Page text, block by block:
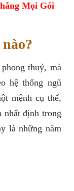
Mọi Gói
thuỷ, mà
hệ thống ngũ
mệnh cụ thể,
nhất định trong
là những năm